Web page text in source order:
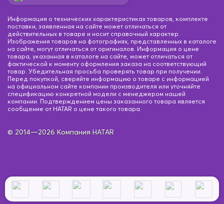
Информация о технических характеристиках товаров, комплекте
поставки, заявленная на сайте может отличаться от
действительных в товаре и носит справочный характер.
Изображения товаров на фотографиях, представленных в каталоге
на сайте, могут отличаться от оригиналов. Информация о цене
товара, указанная в каталоге на сайте, может отличаться от
фактической к моменту оформления заказа на соответствующий
товар. Убедительная просьба проверять товар при получении.
Перед покупкой, сверяйте информацию о товаре с информацией
на официальном сайте компании производителя или уточняйте
спецификацию конкретной модели с менеджером нашей
компании. Подтверждением цены заказанного товара является
сообщение от HATAR о цене такого товара.
© 2014—2026 Компания HATAR